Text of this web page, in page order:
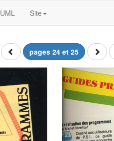
UML Site
pages 24 et 25